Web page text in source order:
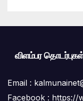
விளம்பர
Email :
Facebook : https://